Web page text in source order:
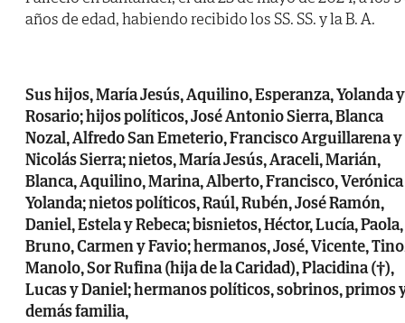
años de edad, habiendo recibido los SS. SS. y la B. A.
Sus hijos, María Jesús, Aquilino, Esperanza, Yolanda y
Rosario; hijos políticos, José Antonio Sierra, Blanca
Nozal, Alfredo San Emeterio, Francisco Arguillarena y
Nicolás Sierra; nietos, María Jesús, Araceli, Marián,
Blanca, Aquilino, Marina, Alberto, Francisco,
Yolanda; nietos políticos, Raúl, Rubén, José Ramón,
Daniel, Estela y Rebeca; bisnietos, Héctor, Lucía, Paola,
Bruno, Carmen y Favio; hermanos, José, Vicente,
Manolo, Sor Rufina (hija de la Caridad), Placidina (†),
Lucas y Daniel; hermanos políticos, sobrinos, primos
demás familia,